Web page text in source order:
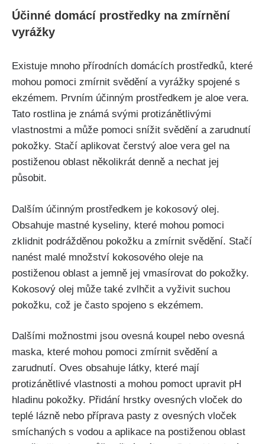
Účinné domácí ‍prostředky​ na zmírnění
vyrážky
Existuje mnoho přírodních domácích prostředků, které
mohou pomoci zmírnit svědění a‌ vyrážky spojené s
ekzémem. Prvním účinným‌ prostředkem je aloe vera.
Tato⁤ rostlina je známá svými⁣ protizánětlivými
vlastnostmi a‌ může pomoci snížit ⁣svědění a zarudnutí
pokožky. Stačí aplikovat čerstvý aloe vera ⁤gel na
postiženou oblast ‌několikrát denně a nechat jej
⁤působit.
Dalším účinným prostředkem je kokosový olej.
Obsahuje mastné⁣ kyseliny, které‍ mohou pomoci
zklidnit podrážděnou ‌pokožku a zmírnit ‌svědění. Stačí
nanést malé množství kokosového oleje na
postiženou oblast a jemně jej vmasírovat do pokožky.
Kokosový olej může také zvlhčit a vyživit‌ suchou
pokožku, což je často spojeno s ekzémem.
Dalšími možnostmi jsou ovesná koupel nebo⁤ ovesná
⁣maska, které mohou pomoci zmírnit svědění a
zarudnutí. Oves obsahuje látky, ⁢které mají
protizánětlivé vlastnosti a mohou pomoct upravit pH
hladinu pokožky. Přidání hrstky ovesných vloček do
teplé lázně nebo příprava‍ pasty z⁣ ovesných vloček
smíchaných s vodou a aplikace ‍na​ postiženou oblast